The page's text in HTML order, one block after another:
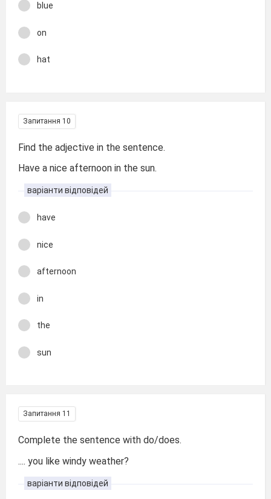
blue
on
hat
Запитання 10
Find the adjective in the sentence.
Have a nice afternoon in the sun.
варіанти відповідей
have
nice
afternoon
in
the
sun
Запитання 11
Complete the sentence with do/does.
.... you like windy weather?
варіанти відповідей